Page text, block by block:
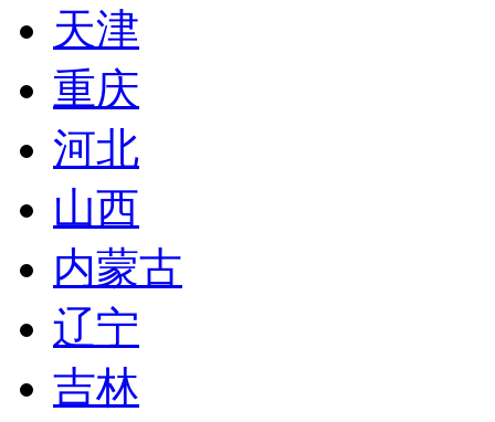
天津
重庆
河北
山西
内蒙古
辽宁
吉林